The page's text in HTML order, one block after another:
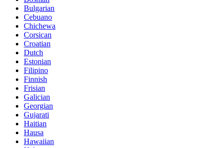
Bulgarian
Cebuano
Chichewa
Corsican
Croatian
Dutch
Estonian
Filipino
Finnish
Frisian
Galician
Georgian
Gujarati
Haitian
Hausa
Hawaiian